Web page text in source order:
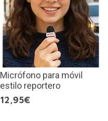
Micrófono para móvil
estilo reportero
12,95€